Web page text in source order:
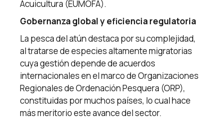
Acuicultura (EUMOFA).
Gobernanza global y eficiencia regulatoria
La pesca del atún destaca por su complejidad,
al tratarse de especies altamente migratorias
cuya gestión depende de acuerdos
internacionales en el marco de Organizaciones
Regionales de Ordenación Pesquera (ORP),
constituidas por muchos países, lo cual hace
más meritorio este avance del sector.